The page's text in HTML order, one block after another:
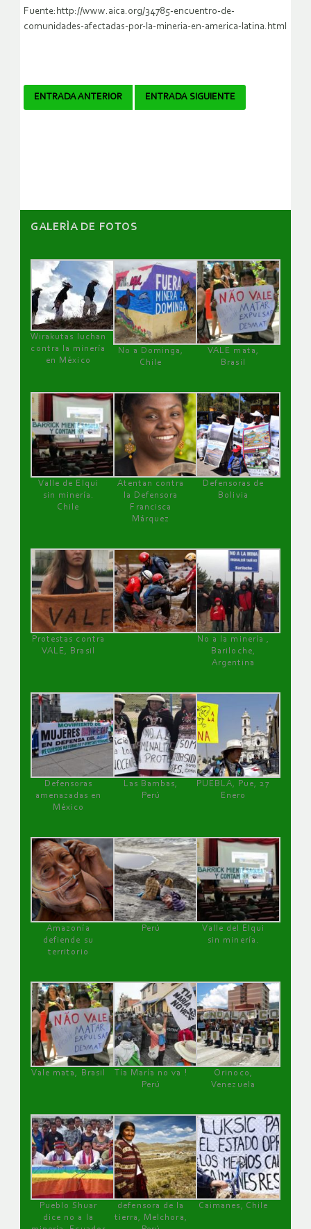
Fuente:http://www.aica.org/34785-encuentro-de-
comunidades-afectadas-por-la-mineria-en-america-latina.html
Navegador
ENTRADA ANTERIOR ENTRADA SIGUIENTE
GALERÌA DE FOTOS
Wirakutas luchan
contra la minería
en México
No a Dominga,
Chile
VALE mata,
Brasil
Valle de Elqui
sin minería.
Chile
Atentan contra
la Defensora
Francisca
Márquez
Defensoras de
Bolivia
Protestas contra
VALE, Brasil
No a la minería ,
Bariloche,
Argentina
Defensoras
amenazadas en
México
Las Bambas,
Perú
PUEBLA, Pue, 27
Enero
Amazonía
defiende su
territorio
Perú
Valle del Elqui
sin minería.
Vale mata, Brasil
Tía María no va !
Perú
Orinoco,
Venezuela
Pueblo Shuar
dice no a la
defensora de la
tierra, Melchora,
Caimanes, Chile